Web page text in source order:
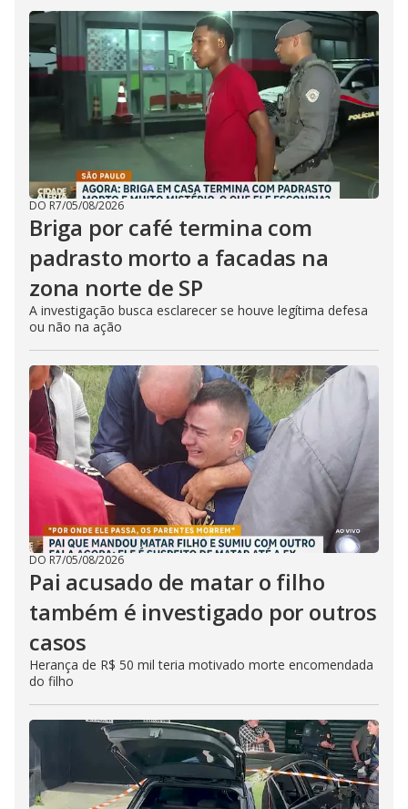
DO R7/05/08/2026
Briga por café termina com
padrasto morto a facadas na
zona norte de SP
A investigação busca esclarecer se houve legítima defesa
ou não na ação
DO R7/05/08/2026
Pai acusado de matar o filho
também é investigado por outros
casos
Herança de R$ 50 mil teria motivado morte encomendada
do filho